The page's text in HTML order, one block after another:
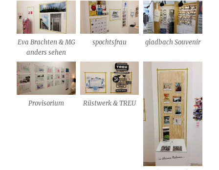
Eva Brachten & MG
anders sehen
spochtsfrau gladbach Souvenir
Provisorium Rüstwerk & TREU